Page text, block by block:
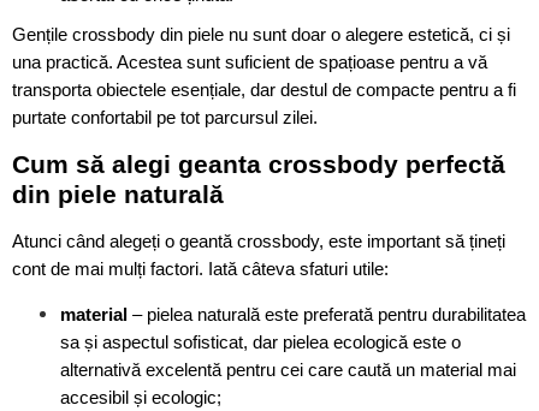
Gențile crossbody din piele nu sunt doar o alegere estetică, ci și
una practică. Acestea sunt suficient de spațioase pentru a vă
transporta obiectele esențiale, dar destul de compacte pentru a fi
purtate confortabil pe tot parcursul zilei.
Cum să alegi geanta crossbody perfectă
din piele naturală
Atunci când alegeți o geantă crossbody, este important să țineți
cont de mai mulți factori. Iată câteva sfaturi utile:
material – pielea naturală este preferată pentru durabilitatea
sa și aspectul sofisticat, dar pielea ecologică este o
alternativă excelentă pentru cei care caută un material mai
accesibil și ecologic;